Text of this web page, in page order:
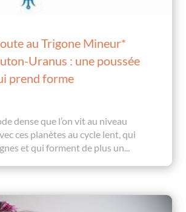
au Trigone Mineur*
Uranus : une poussée
prend forme
dense que l’on vit au niveau
ces planètes au cycle lent, qui
et qui forment de plus un...